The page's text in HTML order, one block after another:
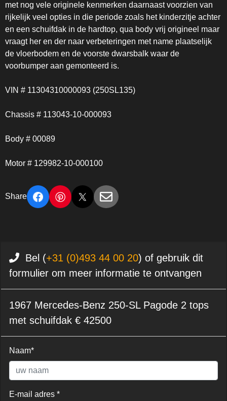
met nog vele originele kenmerken daarnaast voorzien van
rijkelijk veel opties in die periode zoals het kinderzitje achter
en een schuifdak in de hardtop, qua body vrij origineel maar
vraagt her en der naar verbeteringen met name plaatselijk
de vloerbodem en de voorste dwarsbalk waar de
voorbumper aan gemonteerd is.
VIN # 11304310000093 (250SL135)
Chassis # 113043-10-000093
Body # 00089
Motor # 129982-10-000100
Share
Bel (+31 (0)493 44 00 20) of gebruik dit
formulier om meer informatie te ontvangen
1967 Mercedes-Benz 250-SL Pagode 2 tops
met schuifdak € 42500
Naam*
E-mail adres *